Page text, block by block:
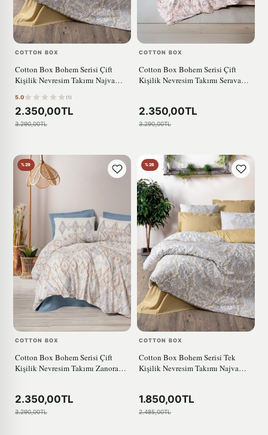
COTTON BOX
Cotton Box Bohem Serisi Çift
Kişilik Nevresim Takımı Najva
5.0 (1)
2.350,00TL
3.290,00TL
COTTON BOX
Cotton Box Bohem Serisi Çift
Kişilik Nevresim Takımı Serava
2.350,00TL
3.290,00TL
%29
COTTON BOX
Cotton Box Bohem Serisi Çift
Kişilik Nevresim Takımı Zanora
2.350,00TL
3.290,00TL
%26
COTTON BOX
Cotton Box Bohem Serisi Tek
Kişilik Nevresim Takımı Najva
1.850,00TL
2.485,00TL